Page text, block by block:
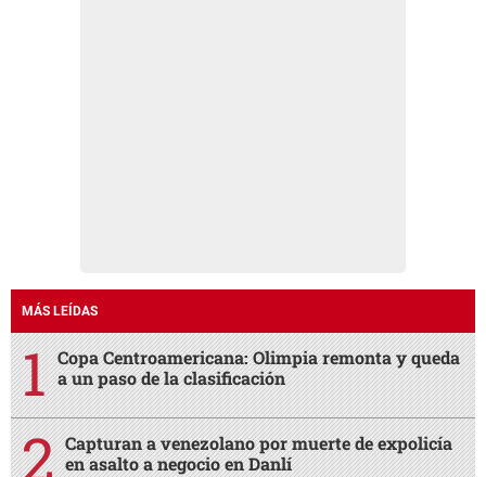
MÁS LEÍDAS
Copa Centroamericana: Olimpia remonta y queda
a un paso de la clasificación
Capturan a venezolano por muerte de expolicía
en asalto a negocio en Danlí